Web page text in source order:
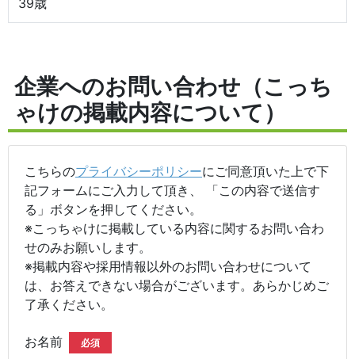
企業へのお問い合わせ（こっち
ゃけの掲載内容について）
こちらのプライバシーポリシーにご同意頂いた上で下
記フォームにご入力して頂き、 「この内容で送信す
る」ボタンを押してください。
※こっちゃけに掲載している内容に関するお問い合わ
せのみお願いします。
※掲載内容や採用情報以外のお問い合わせについて
は、お答えできない場合がございます。あらかじめご
了承ください。
お名前 必須